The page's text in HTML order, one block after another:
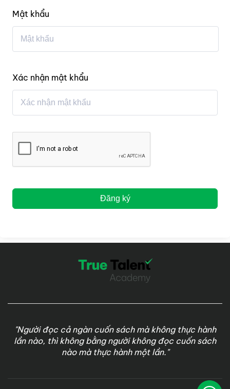
Mật khẩu
Xác nhận mật khẩu
Đăng ký
"Người đọc cả ngàn cuốn sách mà không thực hành
lần nào, thì không bằng người không đọc cuốn sách
nào mà thực hành một lần."